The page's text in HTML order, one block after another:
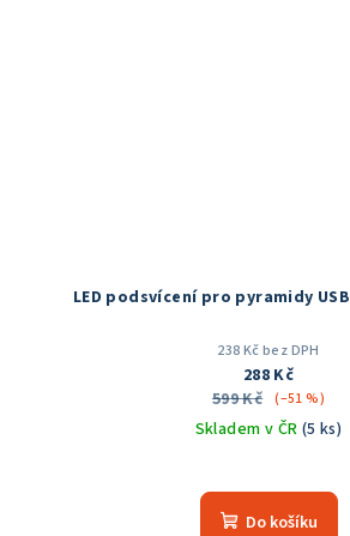
LED podsvícení pro pyramidy USB
238 Kč bez DPH
288 Kč
599 Kč (–51 %)
Skladem v ČR (5 ks)
hodnocení
produktu
Do košíku